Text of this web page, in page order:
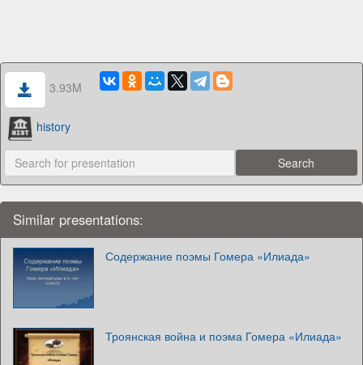
3.93M
history
Similar presentations:
Содержание поэмы Гомера «Илиада»
Троянская война и поэма Гомера «Илиада»